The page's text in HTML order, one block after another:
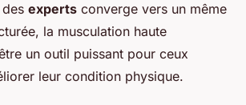
des experts converge vers un même
la musculation haute
un outil puissant pour ceux
leur condition physique.